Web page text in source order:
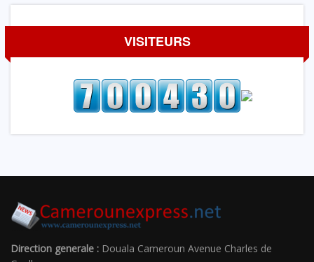
VISITEURS
Direction generale : Douala Cameroun Avenue Charles de